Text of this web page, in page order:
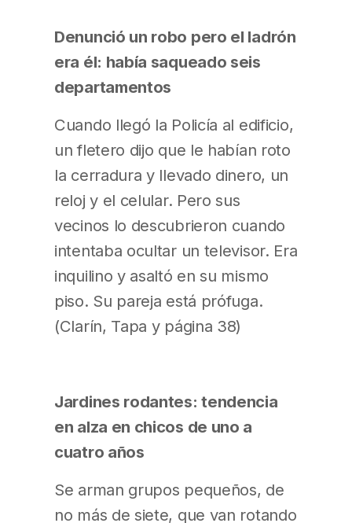
Denunció un robo pero el ladrón
era él: había saqueado seis
departamentos
Cuando llegó la Policía al edificio,
un fletero dijo que le habían roto
la cerradura y llevado dinero, un
reloj y el celular. Pero sus
vecinos lo descubrieron cuando
intentaba ocultar un televisor. Era
inquilino y asaltó en su mismo
piso. Su pareja está prófuga.
(Clarín, Tapa y página 38)
Jardines rodantes: tendencia
en alza en chicos de uno a
cuatro años
Se arman grupos pequeños, de
no más de siete, que van rotando